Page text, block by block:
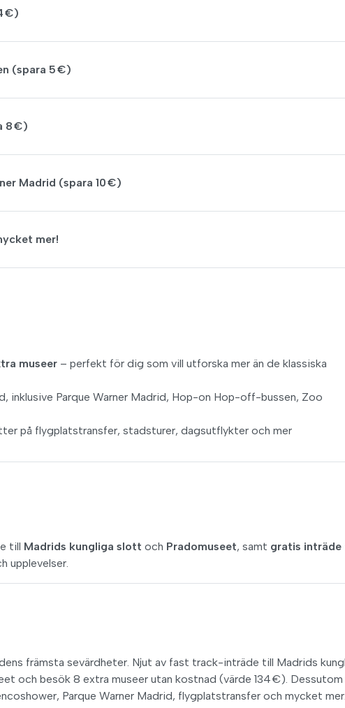
€)
(spara 5 €)
8 €)
Madrid (spara 10 €)
mer!
museer – perfekt för dig som vill utforska mer än de klassiska
inklusive Parque Warner Madrid, Hop-on Hop-off-bussen, Zoo
på flygplatstransfer, stadsturer, dagsutflykter och mer
till Madrids kungliga slott och Pradomuseet, samt gratis inträde
upplevelser.
främsta sevärdheter. Njut av fast track-inträde till Madrids
och besök 8 extra museer utan kostnad (värde 134 €). Dessutom
Parque Warner Madrid, flygplatstransfer och mycket mer.